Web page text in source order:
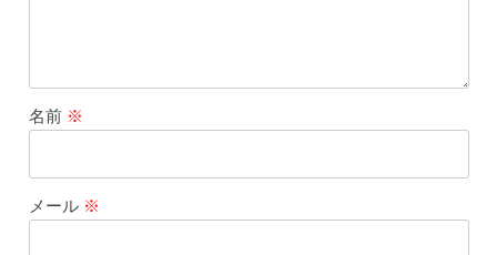
名前 ※
メール ※